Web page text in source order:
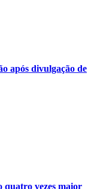
após divulgação de
quatro vezes maior